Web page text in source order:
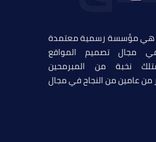
هي مؤسسة رسمية معتمدة
مجال تصميم المواقع
نخبة من المبرمحين
من عامين من النجاح في مجال